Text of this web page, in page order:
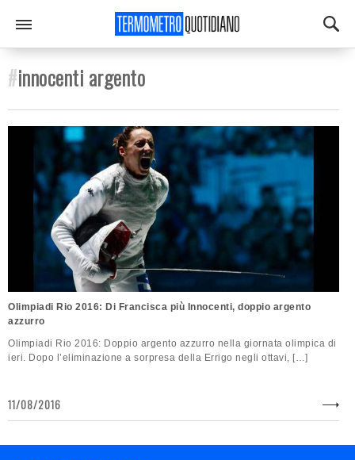
#innocenti argento
Olimpiadi Rio 2016: Di Francisca più Innocenti, doppio argento
azzurro
Olimpiadi Rio 2016: Doppio argento azzurro nella giornata olimpica di
ieri. Dopo l’eliminazione a sorpresa della Errigo negli ottavi, […]
11/08/2016